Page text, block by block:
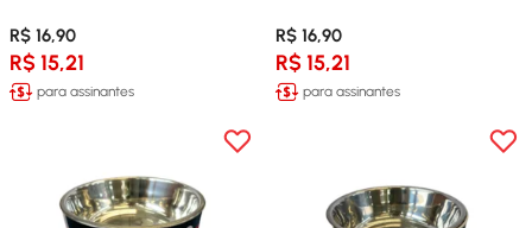
R$ 16,90
R$ 15,21
para assinantes
R$ 16,90
R$ 15,21
para assinantes